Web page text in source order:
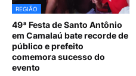
REGIÃO
49ª Festa de Santo Antônio
em Camalaú bate recorde de
público e prefeito
comemora sucesso do
evento